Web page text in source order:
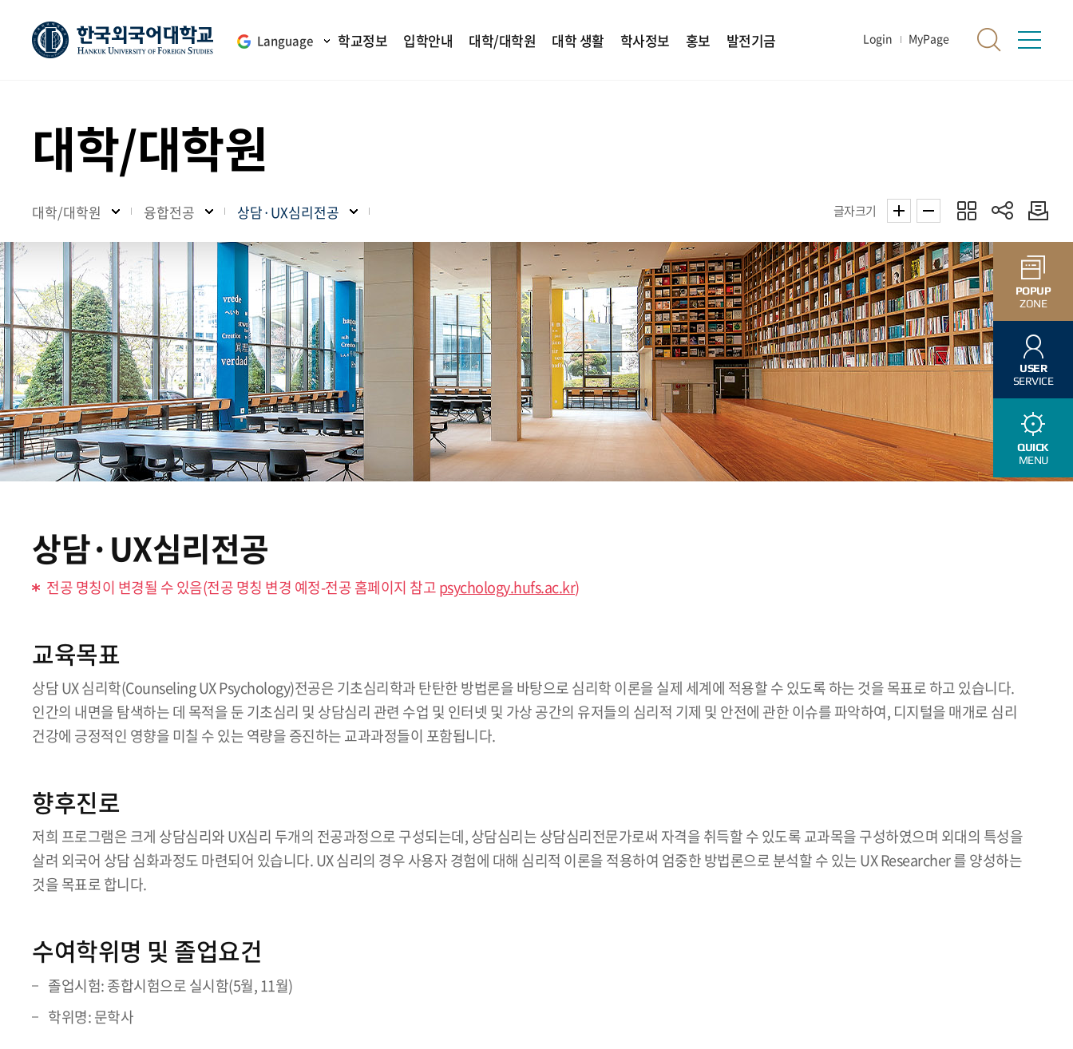
Language 학교정보 입학안내 대학/대학원 대학 생활 학사정보 홍보 발전기금 Login MyPage
대학/대학원
대학/대학원 융합전공 상담·UX심리전공 글자크기
상담·UX심리전공
전공 명칭이 변경될 수 있음(전공 명칭 변경 예정-전공 홈페이지 참고psychology.hufs.ac.kr)
교육목표
상담 UX 심리학(Counseling UX Psychology)전공은 기초심리학과 탄탄한 방법론을 바탕으로 심리학 이론을 실제 세계에 적용할 수 있도록 하는 것을 목표로 하고 있습니다.
인간의 내면을 탐색하는 데 목적을 둔 기초심리 및 상담심리 관련 수업 및 인터넷 및 가상 공간의 유저들의 심리적 기제 및 안전에 관한 이슈를 파악하여, 디지털을 매개로 심리
건강에 긍정적인 영향을 미칠 수 있는 역량을 증진하는 교과과정들이 포함됩니다.
향후진로
저희 프로그램은 크게 상담심리와 UX심리 두개의 전공과정으로 구성되는데, 상담심리는 상담심리전문가로써 자격을 취득할 수 있도록 교과목을 구성하였으며 외대의 특성을
살려 외국어 상담 심화과정도 마련되어 있습니다. UX 심리의 경우 사용자 경험에 대해 심리적 이론을 적용하여 엄중한 방법론으로 분석할 수 있는 UX Researcher 를 양성하는
것을 목표로 합니다.
수여학위명 및 졸업요건
졸업시험: 종합시험으로 실시함(5월, 11월)
학위명: 문학사
POPUP
ZONE
USER
SERVICE
QUICK
MENU